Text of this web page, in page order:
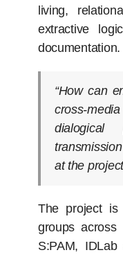
living,
extractive
documentation.
“How can
cross-
at the
The project is
groups across
S:PAM,